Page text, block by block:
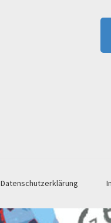
Datenschutzerklärung